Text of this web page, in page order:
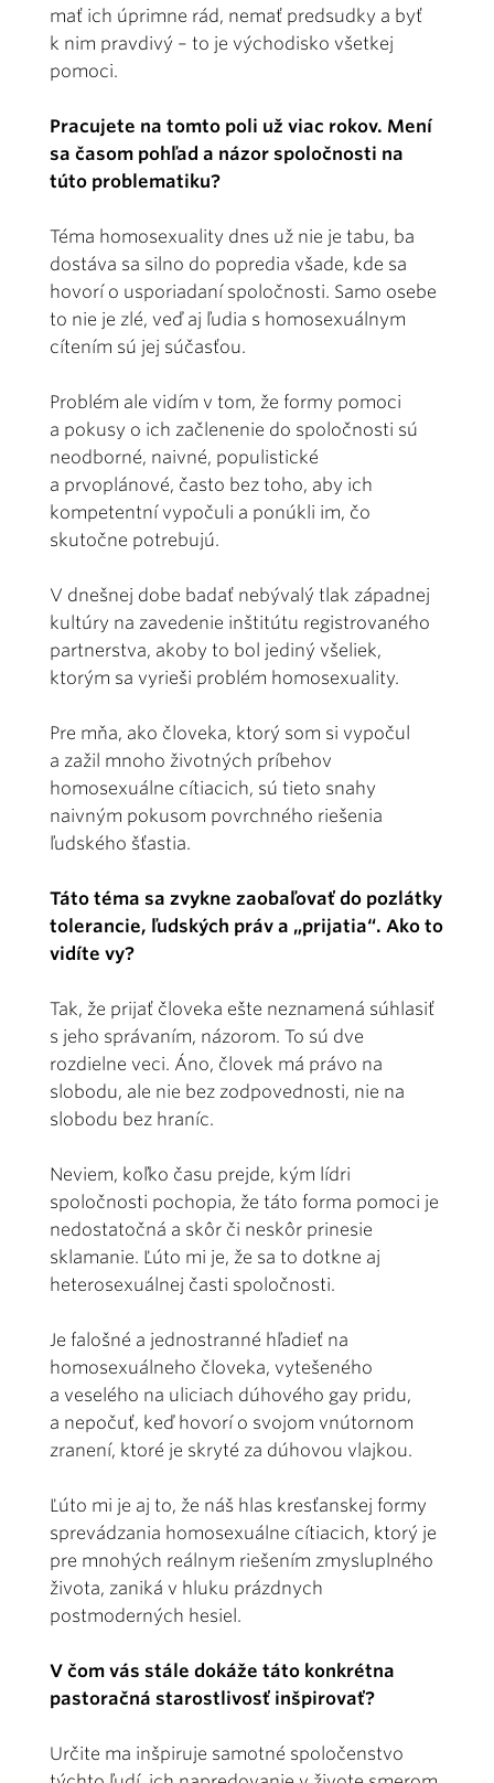
mať ich úprimne rád, nemať predsudky a byť
k nim pravdivý – to je východisko všetkej
pomoci.
Pracujete na tomto poli už viac rokov. Mení
sa časom pohľad a názor spoločnosti na
túto problematiku?
Téma homosexuality dnes už nie je tabu, ba
dostáva sa silno do popredia všade, kde sa
hovorí o usporiadaní spoločnosti. Samo osebe
to nie je zlé, veď aj ľudia s homosexuálnym
cítením sú jej súčasťou.
Problém ale vidím v tom, že formy pomoci
a pokusy o ich začlenenie do spoločnosti sú
neodborné, naivné, populistické
a prvoplánové, často bez toho, aby ich
kompetentní vypočuli a ponúkli im, čo
skutočne potrebujú.
V dnešnej dobe badať nebývalý tlak západnej
kultúry na zavedenie inštitútu registrovaného
partnerstva, akoby to bol jediný všeliek,
ktorým sa vyrieši problém homosexuality.
Pre mňa, ako človeka, ktorý som si vypočul
a zažil mnoho životných príbehov
homosexuálne cítiacich, sú tieto snahy
naivným pokusom povrchného riešenia
ľudského šťastia.
Táto téma sa zvykne zaobaľovať do pozlátky
tolerancie, ľudských práv a „prijatia“. Ako to
vidíte vy?
Tak, že prijať človeka ešte neznamená súhlasiť
s jeho správaním, názorom. To sú dve
rozdielne veci. Áno, človek má právo na
slobodu, ale nie bez zodpovednosti, nie na
slobodu bez hraníc.
Neviem, koľko času prejde, kým lídri
spoločnosti pochopia, že táto forma pomoci je
nedostatočná a skôr či neskôr prinesie
sklamanie. Ľúto mi je, že sa to dotkne aj
heterosexuálnej časti spoločnosti.
Je falošné a jednostranné hľadieť na
homosexuálneho človeka, vytešeného
a veselého na uliciach dúhového gay pridu,
a nepočuť, keď hovorí o svojom vnútornom
zranení, ktoré je skryté za dúhovou vlajkou.
Ľúto mi je aj to, že náš hlas kresťanskej formy
sprevádzania homosexuálne cítiacich, ktorý je
pre mnohých reálnym riešením zmysluplného
života, zaniká v hluku prázdnych
postmoderných hesiel.
V čom vás stále dokáže táto konkrétna
pastoračná starostlivosť inšpirovať?
Určite ma inšpiruje samotné spoločenstvo